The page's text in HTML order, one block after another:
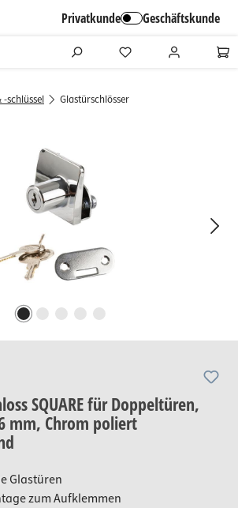
Privatkunde Geschäftskunde
-schlüssel Glastürschlösser
SQUARE für Doppeltüren,
mm, Chrom poliert
Glastüren
zum Aufklemmen